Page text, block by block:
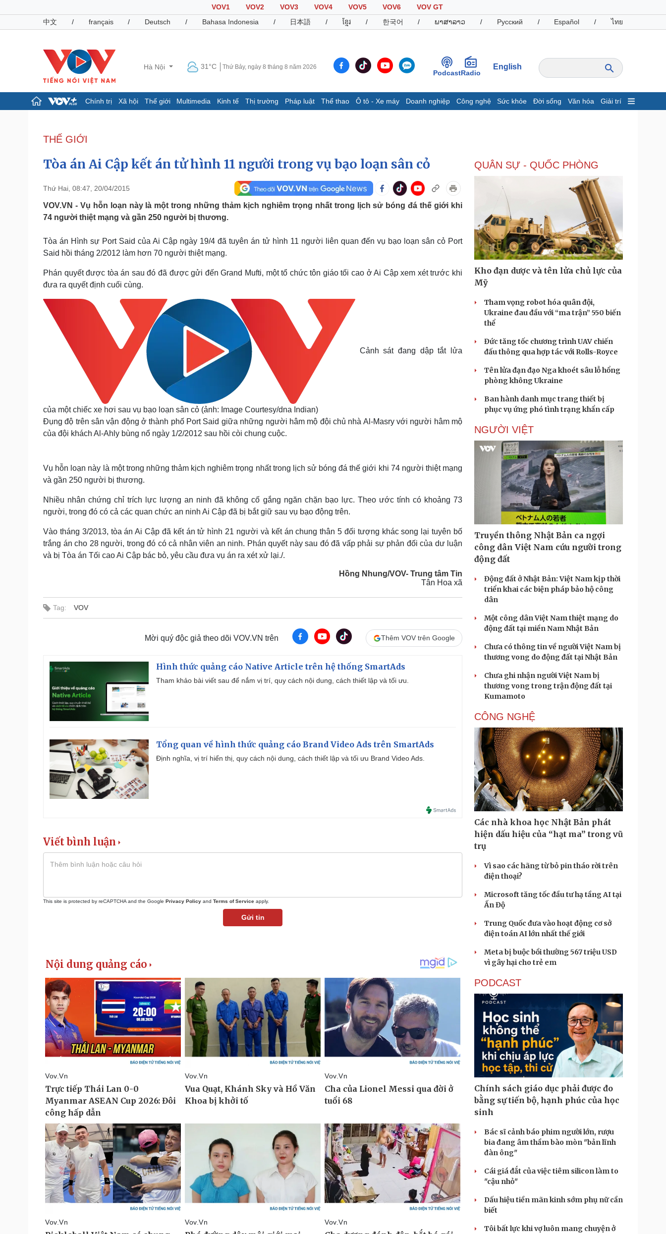
VOV1 VOV2 VOV3 VOV4 VOV5 VOV6
VOV GT
中文
/ français / Deutsch / Bahasa Indonesia / 日本語 / ខ្មែរ / 한국어 / ພາສາລາວ / Русский / Español / ไทย
Hà Nội 31°C Thứ Bảy, ngày 8 tháng 8 năm 2026
PodcastRadio
English
Chính trị Xã hội Thế giới Multimedia Kinh tế Thị trường Pháp luật Thể thao Ô tô - Xe máy Doanh nghiệp Công nghệ Sức khỏe Đời sống Văn hóa Giải trí
Đảng
Tổ chức nhân sự
Nhận diện sự thật
Giáo dục
Dấu ấn VOV
Infographic
Chứng khoán
Pháp luật
Vụ án
Tư vấn luật
Quân sự - Quốc phòng
Vũ khí
Phân tích
Thể thao
Thế giới thể thao
Ô tô - Xe máy
Tư vấn
Doanh nghiệp
Thông tin doanh nghiệp
Doanh nghiệp 24h
Doanh nhân
Vì cộng đồng
Sành điệu
Tin Công nghệ
Trải nghiệm
Chuyển đổi số
Sức khỏe
Dinh dưỡng - món ngon
Cây thuốc
Sản phụ khoa
Nhi khoa
Nam khoa
Làm đẹp - giảm cân
Phòng mạch online
Ăn sạch sống khỏe
Đời sống
Blog
Tình yêu - Gia đình
Văn hóa
Văn học
Di sản
Giải trí
Thời trang
Sao Việt
Du lịch
Podcast
Đọc truyện đêm khuya
Cửa sổ tình yêu
THẾ GIỚI
Tòa án Ai Cập kết án tử hình 11 người trong vụ bạo loạn sân cỏ
Thứ Hai, 08:47, 20/04/2015
VOV.VN - Vụ hỗn loạn này là một trong những thảm kịch nghiêm trọng nhất trong lịch sử bóng đá thế giới khi
74 người thiệt mạng và gần 250 người bị thương.
Tòa án Hình sự Port Said của Ai Cập ngày 19/4 đã tuyên án tử hình 11 người liên quan đến vụ bạo loạn sân cỏ Port
Said hồi tháng 2/2012 làm hơn 70 người thiệt mạng.
Phán quyết được tòa án sau đó đã được gửi đến Grand Mufti, một tổ chức tôn giáo tối cao ở Ai Cập xem xét trước khi
đưa ra quyết định cuối cùng.
Cảnh sát đang dập tắt lửa
của một chiếc xe hơi sau vụ bạo loạn sân cỏ (ảnh: Image Courtesy/dna Indian)
Đụng độ trên sân vận động ở thành phố Port Said giữa những người hâm mộ đội chủ nhà Al-Masry với người hâm mộ
của đội khách Al-Ahly bùng nổ ngày 1/2/2012 sau hồi còi chung cuộc.
Vụ hỗn loạn này là một trong những thảm kịch nghiêm trọng nhất trong lịch sử bóng đá thế giới khi 74 người thiệt mạng
và gần 250 người bị thương.
Nhiều nhân chứng chỉ trích lực lượng an ninh đã không cố gắng ngăn chặn bạo lực. Theo ước tính có khoảng 73
người, trong đó có cả các quan chức an ninh Ai Cập đã bị bắt giữ sau vụ bạo động trên.
Vào tháng 3/2013, tòa án Ai Cập đã kết án tử hình 21 người và kết án chung thân 5 đối tượng khác song lại tuyên bố
trắng án cho 28 người, trong đó có cả nhân viên an ninh. Phán quyết này sau đó đã vấp phải sự phản đối của dư luận
và bị Tòa án Tối cao Ai Cập bác bỏ, yêu cầu đưa vụ án ra xét xử lại./.
Hồng Nhung/VOV- Trung tâm Tin
Tân Hoa xã
Tag: VOV
Mời quý độc giả theo dõi VOV.VN trên Thêm VOV trên Google
Hình thức quảng cáo Native Article trên hệ thống SmartAds
Tham khảo bài viết sau để nắm vị trí, quy cách nội dung, cách thiết lập và tối ưu.
Tổng quan về hình thức quảng cáo Brand Video Ads trên SmartAds
Định nghĩa, vị trí hiển thị, quy cách nội dung, cách thiết lập và tối ưu Brand Video Ads.
Viết bình luận
This site is protected by reCAPTCHA and the Google Privacy Policy and Terms of Service apply.
Gửi tin
QUÂN SỰ - QUỐC PHÒNG
Kho đạn dược và tên lửa chủ lực của
Mỹ
Tham vọng robot hóa quân đội,
Ukraine đau đầu với “ma trận” 550 biến
thể
Đức tăng tốc chương trình UAV chiến
đấu thông qua hợp tác với Rolls-Royce
Tên lửa đạn đạo Nga khoét sâu lỗ hổng
phòng không Ukraine
Ban hành danh mục trang thiết bị
phục vụ ứng phó tình trạng khẩn cấp
NGƯỜI VIỆT
Truyền thông Nhật Bản ca ngợi
công dân Việt Nam cứu người trong
động đất
Động đất ở Nhật Bản: Việt Nam kịp thời
triển khai các biện pháp bảo hộ công
dân
Một công dân Việt Nam thiệt mạng do
động đất tại miền Nam Nhật Bản
Chưa có thông tin về người Việt Nam bị
thương vong do động đất tại Nhật Bản
Chưa ghi nhận người Việt Nam bị
thương vong trong trận động đất tại
Kumamoto
CÔNG NGHỆ
Các nhà khoa học Nhật Bản phát
hiện dấu hiệu của “hạt ma” trong vũ
trụ
Vì sao các hãng từ bỏ pin tháo rời trên
điện thoại?
Microsoft tăng tốc đầu tư hạ tầng AI tại
Ấn Độ
Trung Quốc đưa vào hoạt động cơ sở
điện toán AI lớn nhất thế giới
Meta bị buộc bồi thường 567 triệu USD
vì gây hại cho trẻ em
PODCAST
Chính sách giáo dục phải được đo
bằng sự tiến bộ, hạnh phúc của học
sinh
Bác sĩ cảnh báo phim người lớn, rượu
bia đang âm thầm bào mòn "bản lĩnh
đàn ông"
Cái giá đắt của việc tiêm silicon làm to
"cậu nhỏ"
Dấu hiệu tiền mãn kinh sớm phụ nữ cần
biết
Tôi bất lực khi vợ luôn mang chuyện ở